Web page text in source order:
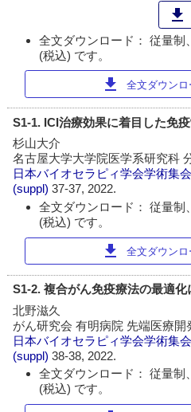
download
全文ダウンロード： 従量制
(税込) です。
download 全文ダウン
S1-1. ICI治療効果に着目した免
杉山大介
名古屋大学大学院医学系研究科
日本バイオセラピィ学会学術集
(suppl)37-37, 2022.
全文ダウンロード： 従量制
(税込) です。
download 全文ダウン
S1-2. 複合がん免疫療法の最適化
北野滋久
がん研究会 有明病院 先端医療
日本バイオセラピィ学会学術集
(suppl)38-38, 2022.
全文ダウンロード： 従量制
(税込) です。